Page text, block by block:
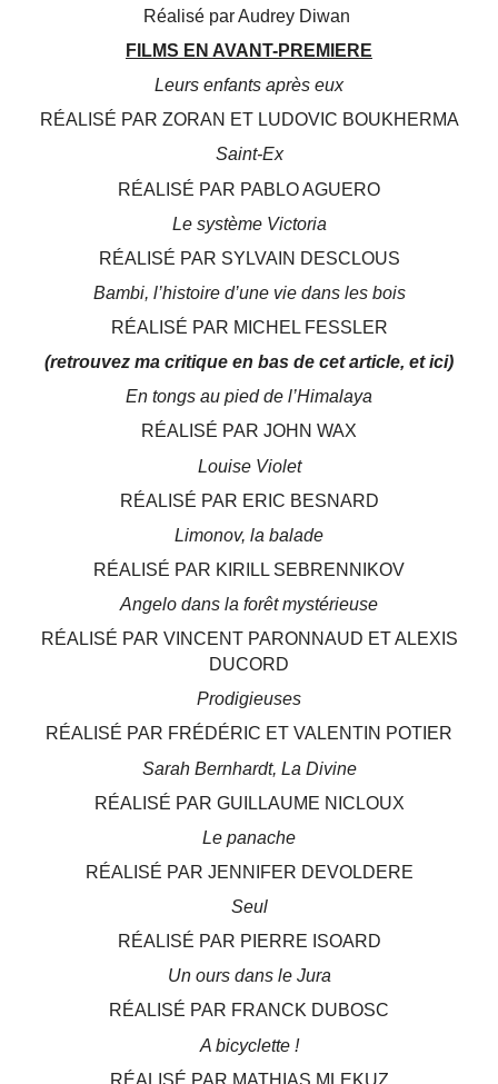
Réalisé par Audrey Diwan
FILMS EN AVANT-PREMIERE
Leurs enfants après eux
RÉALISÉ PAR ZORAN ET LUDOVIC BOUKHERMA
Saint-Ex
RÉALISÉ PAR PABLO AGUERO
Le système Victoria
RÉALISÉ PAR SYLVAIN DESCLOUS
Bambi, l’histoire d’une vie dans les bois
RÉALISÉ PAR MICHEL FESSLER
(retrouvez ma critique en bas de cet article, et ici)
En tongs au pied de l’Himalaya
RÉALISÉ PAR JOHN WAX
Louise Violet
RÉALISÉ PAR ERIC BESNARD
Limonov, la balade
RÉALISÉ PAR KIRILL SEBRENNIKOV
Angelo dans la forêt mystérieuse
RÉALISÉ PAR VINCENT PARONNAUD ET ALEXIS
DUCORD
Prodigieuses
RÉALISÉ PAR FRÉDÉRIC ET VALENTIN POTIER
Sarah Bernhardt, La Divine
RÉALISÉ PAR GUILLAUME NICLOUX
Le panache
RÉALISÉ PAR JENNIFER DEVOLDERE
Seul
RÉALISÉ PAR PIERRE ISOARD
Un ours dans le Jura
RÉALISÉ PAR FRANCK DUBOSC
A bicyclette !
RÉALISÉ PAR MATHIAS MLEKUZ